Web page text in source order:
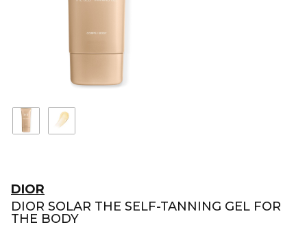
DIOR
DIOR SOLAR THE SELF-TANNING GEL FOR
THE BODY